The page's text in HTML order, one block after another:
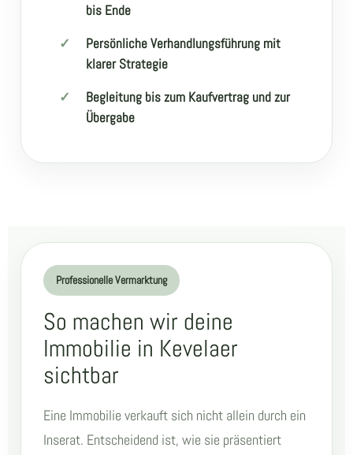
bis Ende
Persönliche Verhandlungsführung mit
klarer Strategie
Begleitung bis zum Kaufvertrag und zur
Übergabe
Professionelle Vermarktung
So machen wir deine
Immobilie in Kevelaer
sichtbar
Eine Immobilie verkauft sich nicht allein durch ein
Inserat. Entscheidend ist, wie sie präsentiert